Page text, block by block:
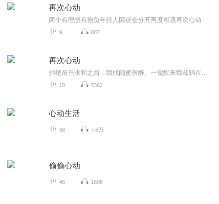
再次心动
两个有理想有抱负年轻人因误会分开再度相遇再次心动
9 887
再次心动
10 7362
心动生活
38 7.6万
偷偷心动
46 1608